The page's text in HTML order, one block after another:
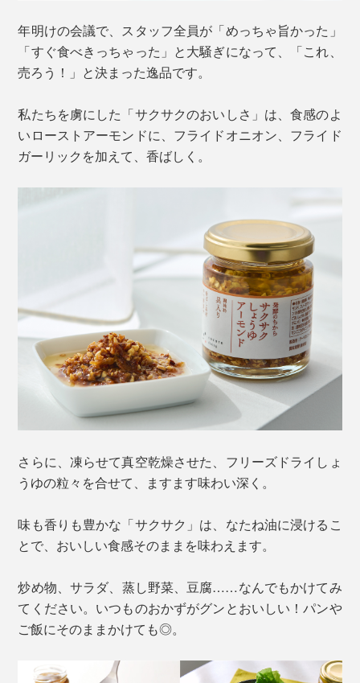
年明けの会議で、スタッフ全員が「めっちゃ旨かった」
「すぐ食べきっちゃった」と大騒ぎになって、「これ、
売ろう！」と決まった逸品です。
私たちを虜にした「サクサクのおいしさ」は、食感のよ
いローストアーモンドに、フライドオニオン、フライド
ガーリックを加えて、香ばしく。
さらに、凍らせて真空乾燥させた、フリーズドライしょ
うゆの粒々を合せて、ますます味わい深く。
味も香りも豊かな「サクサク」は、なたね油に浸けるこ
とで、おいしい食感そのままを味わえます。
炒め物、サラダ、蒸し野菜、豆腐……なんでもかけてみ
てください。いつものおかずがグンとおいしい！パンや
ご飯にそのままかけても◎。